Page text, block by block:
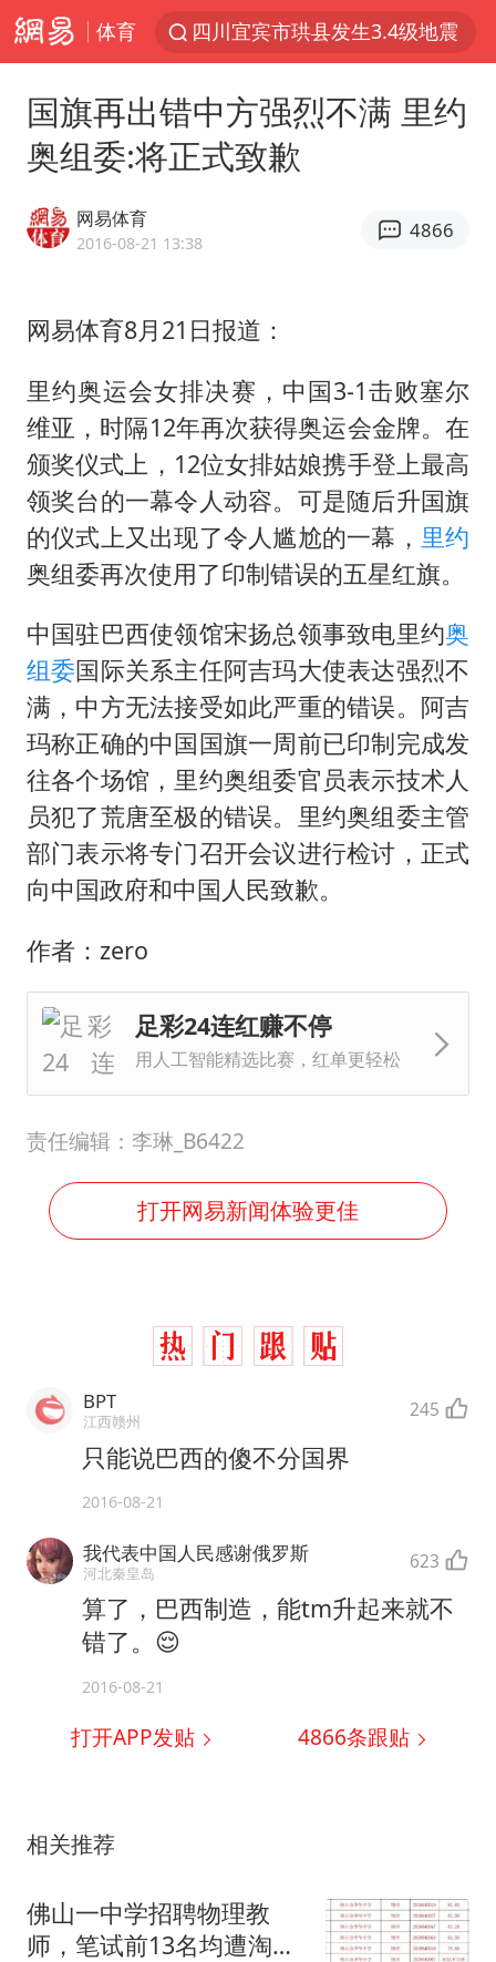
体育
四川宜宾市珙县发生3.4级地震
白海豚将正面袭击贯穿浙江
香港宏福苑火灾或由烟头引起
浙江台州《告全体市民书》
周末打虎 宋致远被查
刘浩存百花奖开幕式红裙起舞
女子网购名牌包发现是自己丢的那只
女儿为争财产堵门阻挠父亲出殡
万岁山接盘烂尾恒大文旅城
戚薇谈把脸交给AI
多个明星演唱会取消
习近平心系体育强国建设
国旗再出错中方强烈不满 里约
奥组委:将正式致歉
网易体育
2016-08-21 13:38
4866
网易体育8月21日报道：
里约奥运会女排决赛，中国3-1击败塞尔
维亚，时隔12年再次获得奥运会金牌。在
颁奖仪式上，12位女排姑娘携手登上最高
领奖台的一幕令人动容。可是随后升国旗
的仪式上又出现了令人尴尬的一幕， 里约
奥组委再次使用了印制错误的五星红旗。
中国驻巴西使领馆宋扬总领事致电里约奥
组委国际关系主任阿吉玛大使表达强烈不
满，中方无法接受如此严重的错误。阿吉
玛称正确的中国国旗一周前已印制完成发
往各个场馆，里约奥组委官员表示技术人
员犯了荒唐至极的错误。里约奥组委主管
部门表示将专门召开会议进行检讨，正式
向中国政府和中国人民致歉。
作者：zero
足彩24连红赚不停
用人工智能精选比赛，红单更轻松
责任编辑：李琳_B6422
打开网易新闻体验更佳
BPT
江西赣州 245
只能说巴西的傻不分国界
2016-08-21
我代表中国人民感谢俄罗斯
河北秦皇岛 623
算了，巴西制造，能tm升起来就不
错了。😌
2016-08-21
打开APP发贴 4866条跟贴
相关推荐
佛山一中学招聘物理教
师，笔试前13名均遭淘